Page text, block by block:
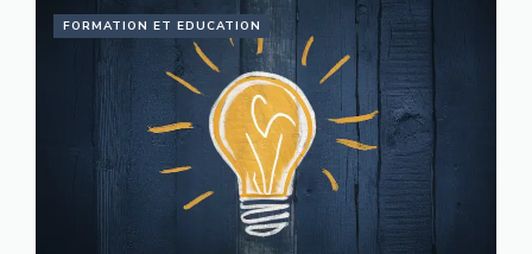
FORMATION ET EDUCATION